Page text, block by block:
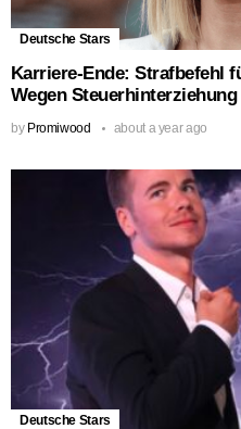
Deutsche Stars
Karriere-Ende: Strafbefehl
Wegen
by Promiwood about a year ago
Deutsche Stars